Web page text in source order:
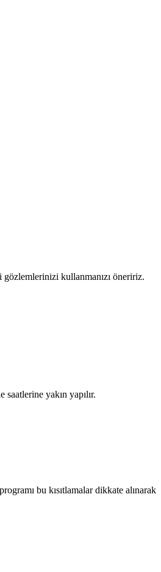
gözlemlerinizi kullanmanızı öneririz.
yakın yapılır.
bu kısıtlamalar dikkate alınarak